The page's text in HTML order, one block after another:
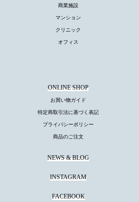
商業施設
マンション
クリニック
オフィス
ONLINE SHOP
お買い物ガイド
特定商取引法に基づく表記
プライバシーポリシー
商品のご注文
NEWS & BLOG
INSTAGRAM
FACEBOOK